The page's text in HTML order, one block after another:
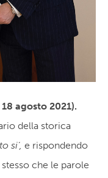
agosto 2021).
della storica
si’, e rispondendo
che le parole